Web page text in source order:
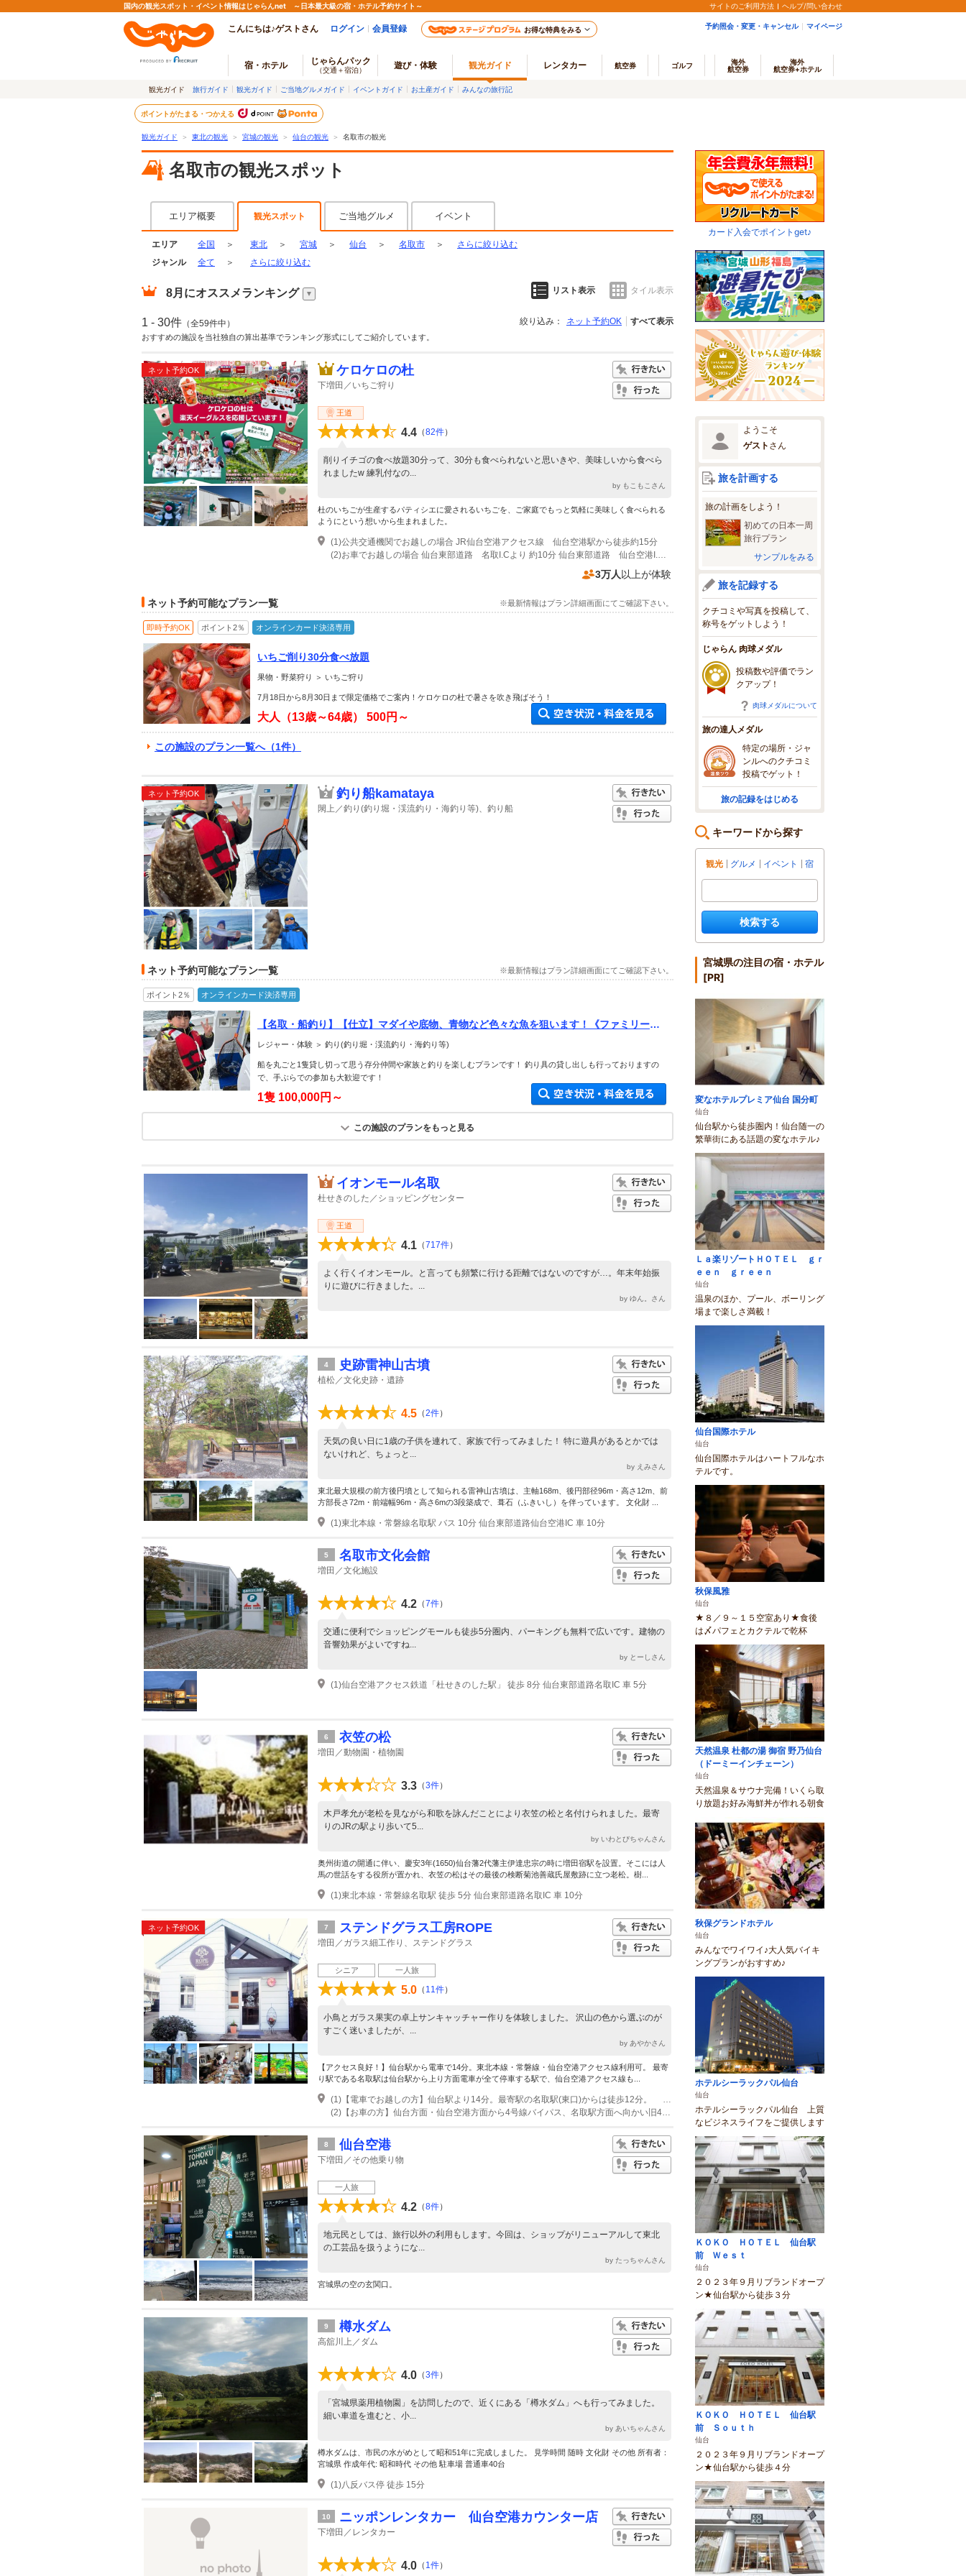
国内の観光スポット・イベント情報はじゃらんnet ～日本最大級の宿・ホテル予約サイト～ サイトのご利用方法 ヘルプ/問い合わせ
こんにちは♪ゲストさん ログイン 会員登録 お得な特典をみる 予約照会・変更・キャンセル マイページ
宿・ホテル じゃらんパック
（交通＋宿泊） 遊び・体験 観光ガイド レンタカー 航空券 ゴルフ
海外
航空券
海外
航空券+ホテル
観光ガイド 旅行ガイド 観光ガイド ご当地グルメガイド イベントガイド お土産ガイド みんなの旅行記
ポイントがたまる・つかえる
観光ガイド ＞ 東北の観光 ＞ 宮城の観光 ＞ 仙台の観光 ＞ 名取市の観光
名取市の観光スポット
エリア概要 観光スポット ご当地グルメ イベント
エリア 全国 ＞ 東北 ＞ 宮城 ＞ 仙台 ＞ 名取市 ＞
さらに絞り込む
ジャンル
全て ＞ さらに絞り込む
8月 にオススメランキング リスト表示 タイル表示
1 - 30件 （全59件中） 絞り込み： ネット予約OK すべて表示
おすすめの施設を当社独自の算出基準でランキング形式にしてご紹介しています。
ネット予約OK ケロケロの杜
下増田／いちご狩り
王道
4.4 （82件）
削りイチゴの食べ放題30分って、30分も食べられないと思いきや、美味しいから食べら
れましたw 練乳付なの...
by もこもこさん
杜のいちごが生産するパティシエに愛されるいちごを、ご家庭でもっと気軽に美味しく食べられる
ようにという想いから生まれました。
(1)公共交通機関でお越しの場合 JR仙台空港アクセス線 仙台空港駅から徒歩約15分
(2)お車でお越しの場合 仙台東部道路 名取I.Cより 約10分 仙台東部道路 仙台空港I.Cより約10分※北釜防災公園近く
3万人 以上が体験
ネット予約可能なプラン一覧 ※最新情報はプラン詳細画面にてご確認下さい。
即時予約OK ポイント2％ オンラインカード決済専用
いちご削り30分食べ放題
果物・野菜狩り ＞ いちご狩り
7月18日から8月30日まで限定価格でご案内！ケロケロの杜で暑さを吹き飛ばそう！
大人（13歳～64歳） 500円～
空き状況・料金を見る
この施設のプラン一覧へ（1件）
ネット予約OK 釣り船kamataya
閖上／釣り(釣り堀・渓流釣り・海釣り等)、釣り船
ネット予約可能なプラン一覧 ※最新情報はプラン詳細画面にてご確認下さい。
ポイント2％ オンラインカード決済専用
【名取・船釣り】【仕立】マダイや底物、青物など色々な魚を狙います！《ファミリーに
レジャー・体験 ＞ 釣り(釣り堀・渓流釣り・海釣り等)
船を丸ごと1隻貸し切って思う存分仲間や家族と釣りを楽しむプランです！ 釣り具の貸し出しも行っておりますの
で、手ぶらでの参加も大歓迎です！
1隻 100,000円～
この施設のプランをもっと見る
イオンモール名取
杜せきのした／ショッピングセンター
王道
4.1 （717件）
よく行くイオンモール。と言っても頻繁に行ける距離ではないのですが…。年末年始振
りに遊びに行きました。...
by ゆん。さん
4 史跡雷神山古墳
植松／文化史跡・遺跡
4.5 （2件）
天気の良い日に1歳の子供を連れて、家族で行ってみました！ 特に遊具があるとかでは
ないけれど、ちょっと...
by えみさん
東北最大規模の前方後円墳として知られる雷神山古墳は、主軸168m、後円部径96m・高さ12m、前
方部長さ72m・前端幅96m・高さ6mの3段築成で、葺石（ふきいし）を伴っています。 文化財 ...
(1)東北本線・常磐線名取駅 バス 10分 仙台東部道路仙台空港IC 車 10分
5 名取市文化会館
増田／文化施設
4.2 （7件）
交通に便利でショッピングモールも徒歩5分圏内、パーキングも無料で広いです。建物の
音響効果がよいですね...
by とーしさん
(1)仙台空港アクセス鉄道「杜せきのした駅」 徒歩 8分 仙台東部道路名取IC 車 5分
6 衣笠の松
増田／動物園・植物園
3.3 （3件）
木戸孝允が老松を見ながら和歌を詠んだことにより衣笠の松と名付けられました。最寄
りのJRの駅より歩いて5...
by いわとびちゃんさん
奥州街道の開通に伴い、慶安3年(1650)仙台藩2代藩主伊達忠宗の時に増田宿駅を設置。そこには人
馬の世話をする役所が置かれ、衣笠の松はその最後の検断菊池善蔵氏屋敷跡に立つ老松。樹...
(1)東北本線・常磐線名取駅 徒歩 5分 仙台東部道路名取IC 車 10分
ネット予約OK 7 ステンドグラス工房ROPE
増田／ガラス細工作り、ステンドグラス
シニア 一人旅
5.0 （ 11件）
小鳥とガラス果実の卓上サンキャッチャー作りを体験しました。 沢山の色から選ぶのが
すごく迷いましたが、...
by あやかさん
【アクセス良好！】仙台駅から電車で14分。東北本線・常磐線・仙台空港アクセス線利用可。 最寄
り駅である名取駅は仙台駅から上り方面電車が全て停車する駅で、仙台空港アクセス線も...
(1)【電車でお越しの方】仙台駅より14分。最寄駅の名取駅(東口)からは徒歩12分。 東北本線・常磐線・仙台空港アクセス線、利用可。
(2)【お車の方】仙台方面・仙台空港方面から4号線バイパス、名取駅方面へ向かい旧4号線を北方向に800ｍ。 コスモ石油裏手、路地入る。駐車場3台有
8 仙台空港
下増田／その他乗り物
一人旅
4.2 （8件）
地元民としては、旅行以外の利用もします。今回は、ショップがリニューアルして東北
の工芸品を扱うようにな...
by たっちゃんさん
宮城県の空の玄関口。
9 樽水ダム
高舘川上／ダム
4.0 （3件）
「宮城県薬用植物園」を訪問したので、近くにある「樽水ダム」へも行ってみました。
細い車道を進むと、小...
by あいちゃんさん
樽水ダムは、市民の水がめとして昭和51年に完成しました。 見学時間 随時 文化財 その他 所有者：
宮城県 作成年代: 昭和時代 その他 駐車場 普通車40台
(1)八反バス停 徒歩 15分
10 ニッポンレンタカー 仙台空港カウンター店
下増田／レンタカー
4.0 （ 1件）
カード入会でポイントget♪
ようこそ
ゲスト さん
旅を計画する
旅の計画をしよう！
初めての日本一周
旅行プラン
サンプルをみる
旅を記録する
クチコミや写真を投稿して、
称号をゲットしよう！
じゃらん 肉球メダル
投稿数や評価でラン
クアップ！
肉球メダルについて
旅の達人メダル
特定の場所・ジャ
ンルへのクチコミ
投稿でゲット！
旅の記録をはじめる
キーワードから探す
観光 グルメ イベント 宿
検索する
宮城県の注目の宿・ホテル
[PR]
変なホテルプレミア仙台 国分町
仙台
仙台駅から徒歩圏内！仙台随一の
繁華街にある話題の変なホテル♪
Ｌａ楽リゾートＨＯＴＥＬ ｇｒ
ｅｅｎ ｇｒｅｅｎ
仙台
温泉のほか、プール、ボーリング
場まで楽しさ満載！
仙台国際ホテル
仙台
仙台国際ホテルはハートフルなホ
テルです。
秋保風雅
仙台
★８／９～１５空室あり★食後
は〆パフェとカクテルで乾杯
天然温泉 杜都の湯 御宿 野乃仙台
（ドーミーインチェーン）
仙台
天然温泉＆サウナ完備！いくら取
り放題お好み海鮮丼が作れる朝食
秋保グランドホテル
仙台
みんなでワイワイ♪大人気バイキ
ングプランがおすすめ♪
ホテルシーラックパル仙台
仙台
ホテルシーラックパル仙台 上質
なビジネスライフをご提供します
ＫＯＫＯ ＨＯＴＥＬ 仙台駅
前 Ｗｅｓｔ
仙台
２０２３年９月リブランドオープ
ン★仙台駅から徒歩３分
ＫＯＫＯ ＨＯＴＥＬ 仙台駅
前 Ｓｏｕｔｈ
仙台
２０２３年９月リブランドオープ
ン★仙台駅から徒歩４分